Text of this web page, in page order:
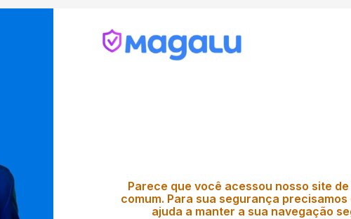
Parece que você acessou nosso site
comum. Para sua segurança
ajuda a manter a sua navegação